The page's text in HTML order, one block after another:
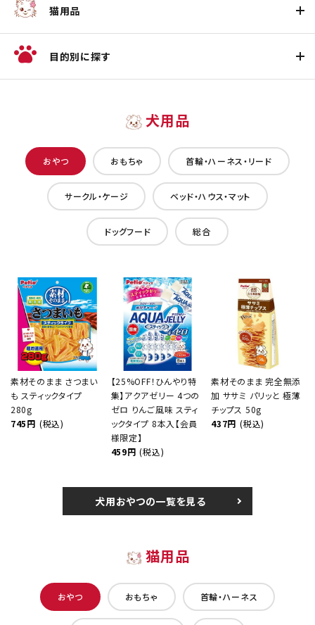
猫用品
目的別に探す
犬用品
おやつ おもちゃ 首輪・ハーネス・リード
サークル・ケージ ベッド・ハウス・マット
ドッグフード 総合
素材そのまま さつまい
も スティックタイプ
280g
745円 (税込)
【25%OFF！ひんやり特
集】アクアゼリー 4つの
ゼロ りんご風味 スティ
ックタイプ 8本入【会員
様限定】
459円 (税込)
素材そのまま 完全無添
加 ササミ パリッと 極薄
チップス 50g
437円 (税込)
犬用おやつの一覧を見る
猫用品
おやつ おもちゃ 首輪・ハーネス